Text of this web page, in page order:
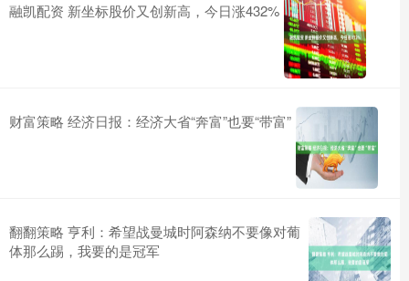
融凯配资 新坐标股价又创新高，今日涨432%
财富策略 经济日报：经济大省“奔富”也要“带富”
翻翻策略 亨利：希望战曼城时阿森纳不要像对葡
体那么踢，我要的是冠军